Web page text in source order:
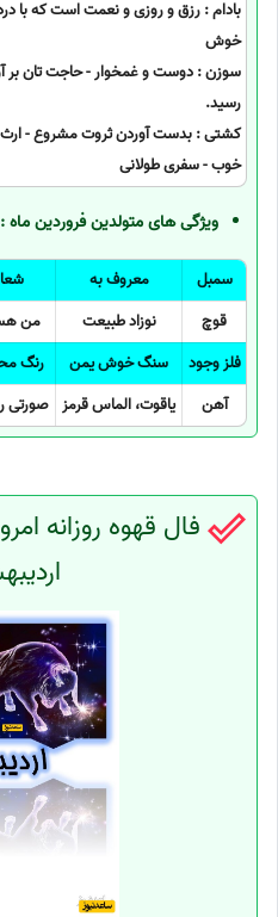
بادام : رزق و روزی و نعمت است که با
خوش
سوزن : دوست و غمخوار - حاجت تان بر
رسید.
کشتی : بدست آوردن ثروت مشروع -
خوب - سفری طولانی
ویژگی های متولدین فروردین ماه :
سمبل معروف به
قوچ
نوزاد طبیعت من
فلز وجود
سنگ خوش یمن رنگ
آهن
یاقوت، الماس قرمز صورتی
فال قهوه روزانه